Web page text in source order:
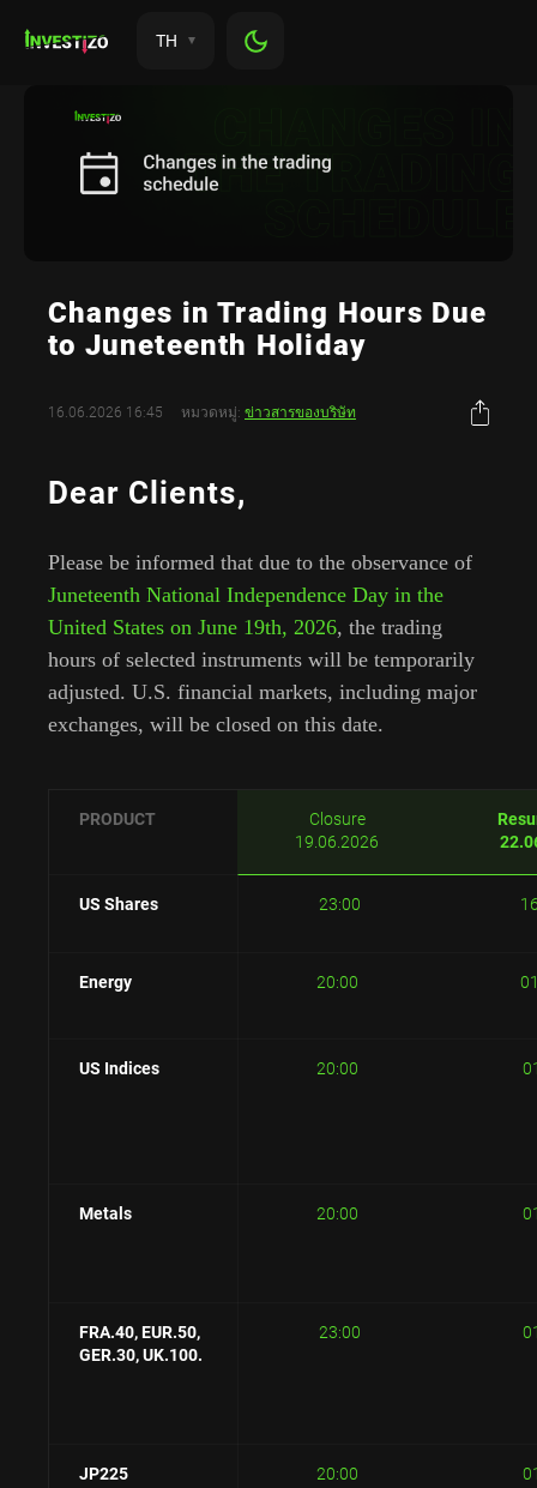
TH
Changes in Trading Hours Due
to Juneteenth Holiday
16.06.2026 16:45 หมวดหมู่: ข่าวสารของบริษัท
Dear Clients,
Please be informed that due to the observance of
Juneteenth National Independence Day in the
United States on June 19th, 2026, the trading
hours of selected instruments will be temporarily
adjusted. U.S. financial markets, including major
exchanges, will be closed on this date.
PRODUCT
Closure
19.06.2026
US Shares 23:00
Energy 20:00
US Indices 20:00
Metals 20:00
FRA.40, EUR.50,
GER.30, UK.100.
23:00
JP225 20:00